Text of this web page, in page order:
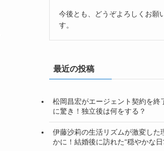
今後とも、どうぞよろしくお願
す。
最近の投稿
松岡昌宏がエージェント契約を終
に驚き！独立後は何をする？
伊藤沙莉の生活リズムが激変した
かに！結婚後に訪れた“穏やかな日